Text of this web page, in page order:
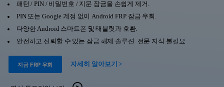
뉴스룸
플랜 및 가격
도움말 센터
Dr.Fone Basic
폴 툴킷 보기 >
탐색 및 발견
닥터폰 하이라이트 살펴보기
사용 방법은 무엇입니까?
리소스
🔓️온라인 잠금 해제
패턴 / PIN / 비밀번호 / 지문 잠금을 손쉽게 제거.
PIN 또는 Google 계정 없이 Android FRP 잠금 우회.
다양한 Android 스마트폰 및 태블릿과 호환.
안전하고 신뢰할 수 있는 잠금 해제 솔루션. 전문 지식 불필요.
지금 FRP 우회 자세히 알아보기 >